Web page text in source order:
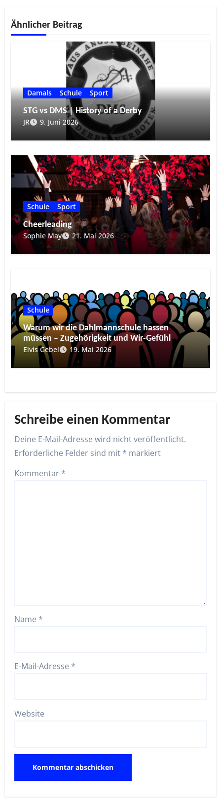
Ähnlicher Beitrag
Damals Schule
Sport
STG vs DMS | History of a Derby
JR
9. Juni 2026
Schule
Sport
Cheerleading
Sophie May
21. Mai 2026
Schule
Warum wir die Dahlmannschule hassen
müssen – Zugehörigkeit und Wir-Gefühl
Elvis Gebel
19. Mai 2026
Schreibe einen Kommentar
Deine E-Mail-Adresse wird nicht veröffentlicht.
Erforderliche Felder sind mit * markiert
Kommentar *
Name *
E-Mail-Adresse *
Website